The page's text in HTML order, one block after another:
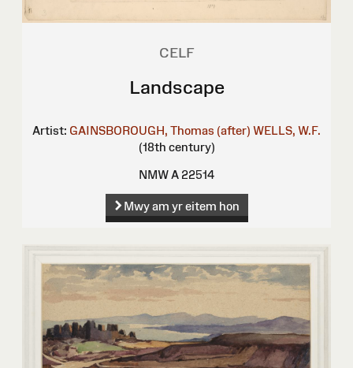
CELF
Landscape
Artist: GAINSBOROUGH, Thomas (after) WELLS, W.F.
(18th century)
NMW A 22514
Mwy am yr eitem hon